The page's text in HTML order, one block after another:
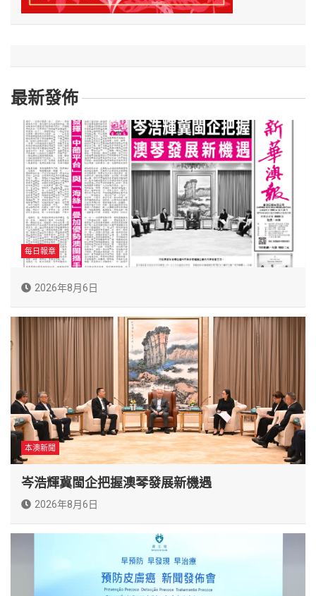
最新發佈
每日報章
2026年8月6日
本澳新聞
岑浩輝冀閩企把握澳琴發展新機遇
2026年8月6日